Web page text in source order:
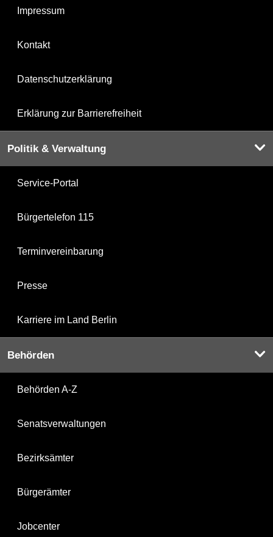
Impressum
Kontakt
Datenschutzerklärung
Erklärung zur Barrierefreiheit
Politik & Verwaltung
Service-Portal
Bürgertelefon 115
Terminvereinbarung
Presse
Karriere im Land Berlin
Behörden
Behörden A-Z
Senatsverwaltungen
Bezirksämter
Bürgerämter
Jobcenter